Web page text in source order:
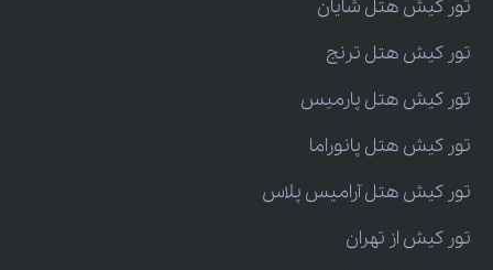
تور کیش هتل شایان
تور کیش هتل ترنج
تور کیش هتل پارمیس
تور کیش هتل پانوراما
تور کیش هتل آرامیس پلاس
تور کیش از تهران